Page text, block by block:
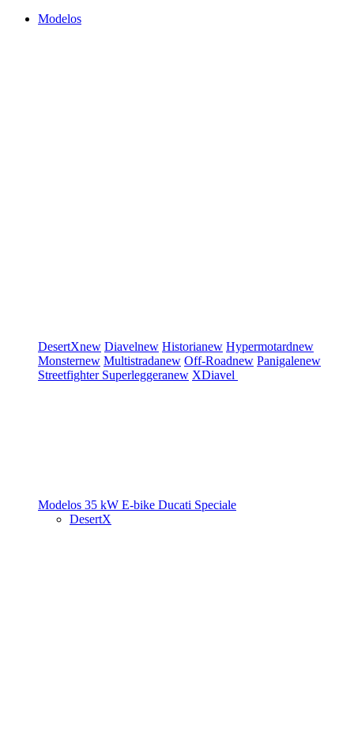
Modelos
DesertXnew Diavelnew Historianew Hypermotardnew
Monsternew Multistradanew Off-Roadnew Panigalenew
Streetfighter Superleggeranew XDiavel
Modelos 35 kW E-bike Ducati Speciale
DesertX